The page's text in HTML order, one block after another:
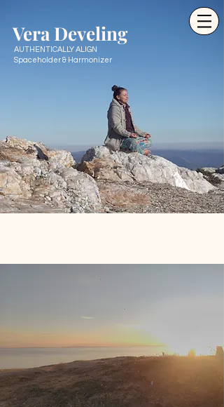
Vera Develing
AUTHENTICALLY ALIGN
Spaceholder & Harmonizer